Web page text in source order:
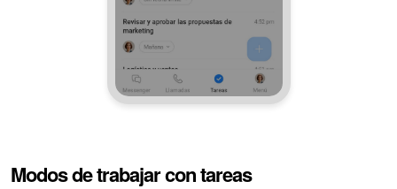
Modos de trabajar con tareas